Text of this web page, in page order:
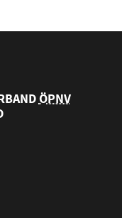
ÖPNV